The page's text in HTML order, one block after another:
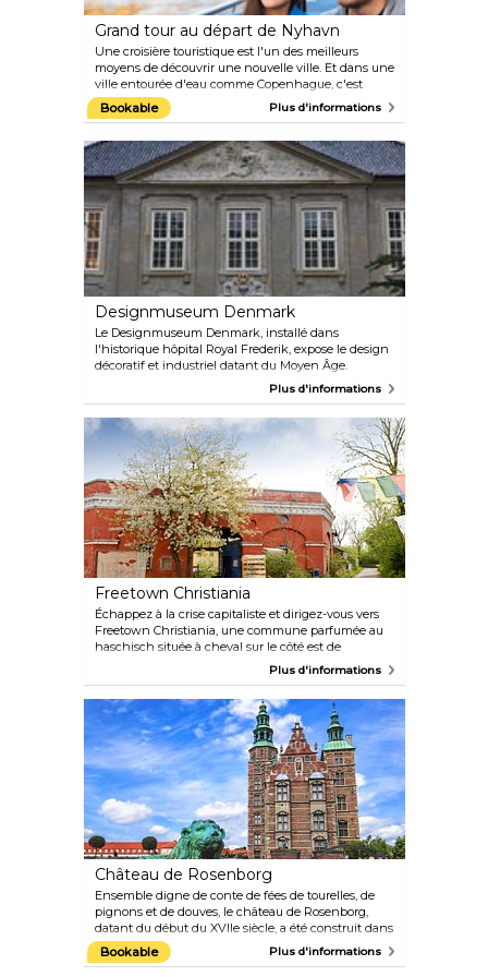
Grand tour au départ de Nyhavn
Une croisière touristique est l'un des meilleurs
moyens de découvrir une nouvelle ville. Et dans une
ville entourée d'eau comme Copenhague, c'est
l'introduction parfaite ! Participez à cette croisière
d'une heure sur les canaux pittoresques de
attractions de la ville, comme le palais
d'Amalienborg, résidence de la famille royale
danoise, la statue de la Petite Sirène et le
magnifique opéra de Copenhague. Naviguez dans
le quartier des canaux de Christianshavn parmi les
maisons de ville colorées, les ruelles pavées et les
péniches habitées, tout en apprenant l'histoire du
roi Christian IV.
Bookable Plus d'informations
Designmuseum Denmark
Le Designmuseum Denmark, installé dans
l'historique hôpital Royal Frederik, expose le design
décoratif et industriel datant du Moyen Âge.
Célébrant des icônes danoises comme Arne
Jacobsen, Jacob Jensen et Kaare Klint, il propose un
mélange d'expositions permanentes et temporaires,
une boutique et un café d'été dans une charmante
Plus d'informations
Freetown Christiania
Échappez à la crise capitaliste et dirigez-vous vers
Freetown Christiania, une commune parfumée au
haschisch située à cheval sur le côté est de
Christianshavn. Depuis sa création par des squatters
monde entier, attirés par le concept d'entreprise
collective, d'ateliers et de vie communautaire.
Explorez au-delà de la célèbre « Pusher Street » du
village, bordée de marchands louches de haschisch
et de marijuana qui n'apprécient pas les photos, et
vous tomberez sur un pays des merveilles
bucoliques composé de maisons fantaisistes
rafistolées, d'agréables jardins, de restaurants, de
brasseries en plein air et de salles de concert.
Plus d'informations
Château de Rosenborg
Ensemble digne de conte de fées de tourelles, de
pignons et de douves, le château de Rosenborg,
datant du début du XVIIe siècle, a été construit dans
le style de la Renaissance néerlandaise entre 1606 et
1633 par le roi Christian IV pour lui servir de
Bookable Plus d'informations